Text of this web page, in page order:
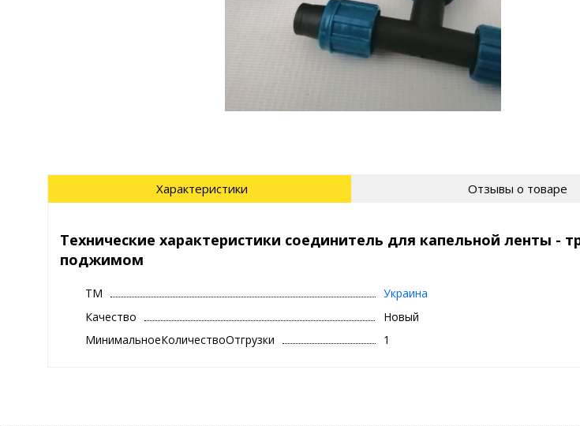
Характеристики Отзывы о товаре
Технические характеристики соединитель для капельной ленты -
поджимом
ТМ
Украина
Качество
Новый
МинимальноеКоличествоОтгрузки
1